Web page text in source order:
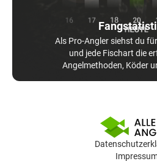
Als Pro-Angler siehst du
und jede Fischart die
Angelmethoden, Köder